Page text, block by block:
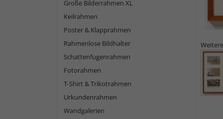
Große Bilderrahmen XL
Keilrahmen
Poster & Klapprahmen
Rahmenlose Bildhalter
Schattenfugenrahmen
Fotorahmen
T-Shirt & Trikotrahmen
Urkundenrahmen
Wandgalerien